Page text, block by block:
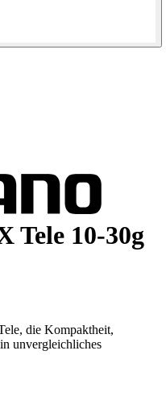
Tele 10-30g
die Kompaktheit,
unvergleichliches